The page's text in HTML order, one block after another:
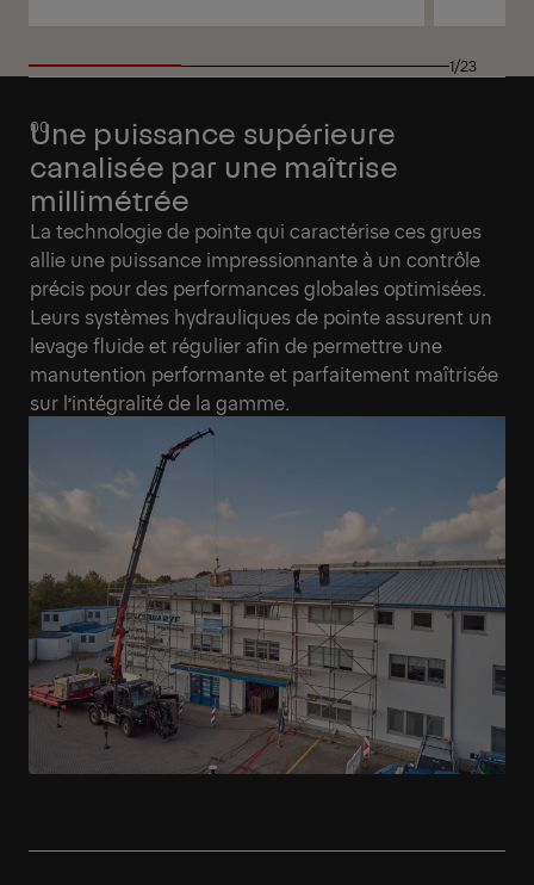
1/23
Une puissance supérieure
canalisée par une maîtrise
millimétrée
La technologie de pointe qui caractérise ces grues
allie une puissance impressionnante à un contrôle
précis pour des performances globales optimisées.
Leurs systèmes hydrauliques de pointe assurent un
levage fluide et régulier afin de permettre une
manutention performante et parfaitement maîtrisée
sur l’intégralité de la gamme.